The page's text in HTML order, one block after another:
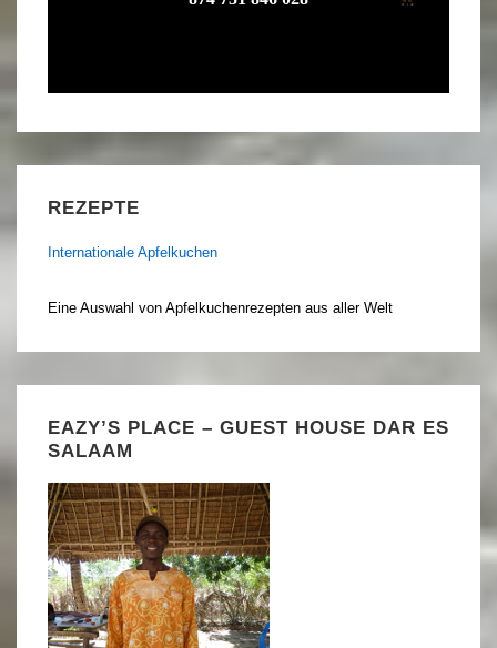
REZEPTE
Internationale Apfelkuchen
Eine Auswahl von Apfelkuchenrezepten aus aller Welt
EAZY’S PLACE – GUEST HOUSE DAR ES
SALAAM